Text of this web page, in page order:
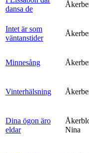
dansa de
Intet är som
väntanstider
Minnesång
Vinterhälsning
Dina ögon äro
eldar
Nina